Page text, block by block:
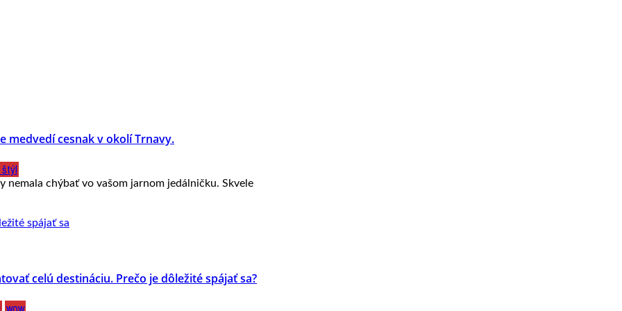
medvedí cesnak v okolí Trnavy.
nemala chýbať vo vašom jarnom jedálničku. Skvele
celú destináciu. Prečo je dôležité spájať sa?